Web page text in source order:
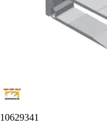
10629341